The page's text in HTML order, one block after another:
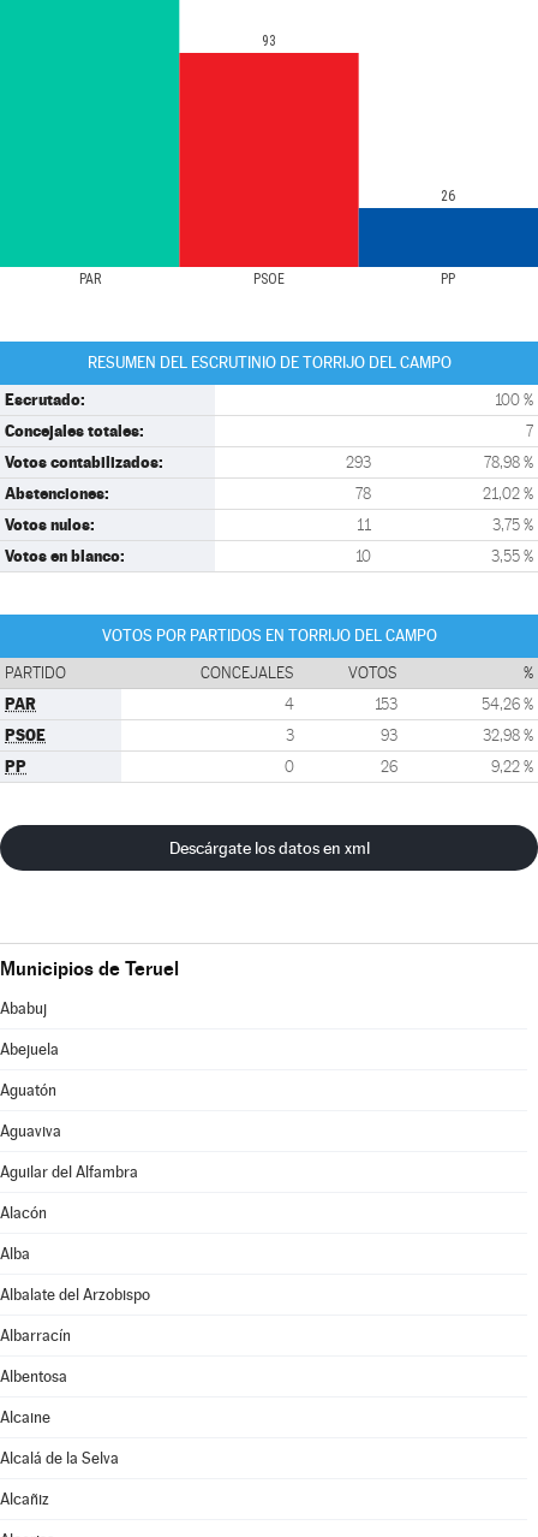
PAR PSOE PP
93
26
RESUMEN DEL ESCRUTINIO DE TORRIJO DEL CAMPO
Escrutado: 100 %
Concejales totales: 7
Votos contabilizados: 293 78,98 %
Abstenciones: 78 21,02 %
Votos nulos: 11 3,75 %
Votos en blanco: 10 3,55 %
VOTOS POR PARTIDOS EN TORRIJO DEL CAMPO
PARTIDO CONCEJALES VOTOS %
PAR 4 153 54,26 %
PSOE 3 93 32,98 %
PP 0 26 9,22 %
Descárgate los datos en xml
Municipios de Teruel
Ababuj
Abejuela
Aguatón
Aguaviva
Aguilar del Alfambra
Alacón
Alba
Albalate del Arzobispo
Albarracín
Albentosa
Alcaine
Alcalá de la Selva
Alcañiz